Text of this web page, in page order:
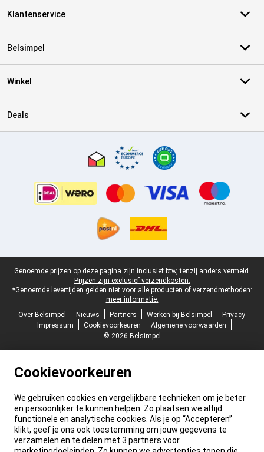
Klantenservice
Belsimpel
Winkel
Deals
Juridische voettekst
Genoemde prijzen op deze pagina zijn inclusief btw, tenzij anders vermeld.
Prijzen zijn exclusief verzendkosten.
*Genoemde levertijden gelden niet voor alle producten of verzendmethoden:
meer informatie.
Over Belsimpel
Nieuws Partners Werken bij Belsimpel
Privacy
Impressum
Cookievoorkeuren
Algemene voorwaarden
© 2026 Belsimpel
Cookievoorkeuren
We gebruiken cookies en vergelijkbare technieken om je beter
en persoonlijker te kunnen helpen. Zo plaatsen we altijd
functionele en analytische cookies. Als je op “Accepteren”
klikt, geef je ons ook toestemming om jouw gegevens te
verzamelen en te delen met 3 partners voor